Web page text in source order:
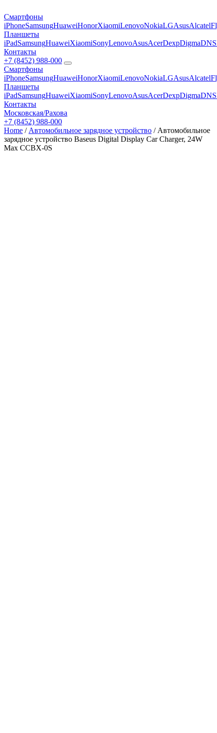
Смартфоны
iPhoneSamsungHuaweiHonorXiaomiLenovoNokiaLGAsusAlcatel
Планшеты
iPadSamsungHuaweiXiaomiSonyLenovoAsusAcerDexpDigmaDNS
Контакты
+7 (8452) 988-000
Смартфоны
iPhoneSamsungHuaweiHonorXiaomiLenovoNokiaLGAsusAlcatel
Планшеты
iPadSamsungHuaweiXiaomiSonyLenovoAsusAcerDexpDigmaDNS
Контакты
Московская/Рахова
+7 (8452) 988-000
Home / Автомобильное зарядное устройство / Автомобильное
зарядное устройство Baseus Digital Display Car Charger, 24W
Max CCBX-0S